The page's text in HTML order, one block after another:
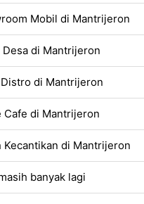
Mobil di Mantrijeron
Desa di Mantrijeron
di Mantrijeron
Cafe di Mantrijeron
Kecantikan di Mantrijeron
banyak lagi